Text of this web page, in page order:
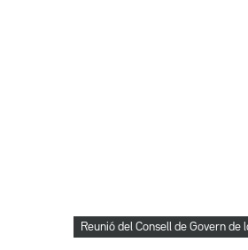
Reunió del Consell de Govern